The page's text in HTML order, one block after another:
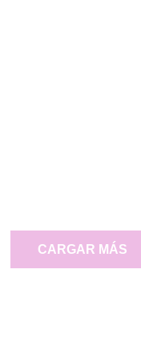
CARGAR MÁS